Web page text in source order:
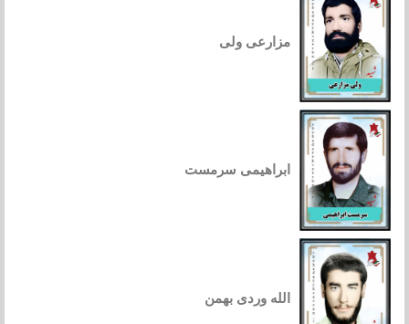
مزارعی ولی
ابراهیمی سرمست
الله وردی بهمن